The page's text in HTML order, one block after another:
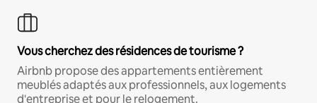
Vous cherchez des résidences de tourisme ?
Airbnb propose des appartements entièrement
meublés adaptés aux professionnels, aux logements
d'entreprise et pour le relogement.